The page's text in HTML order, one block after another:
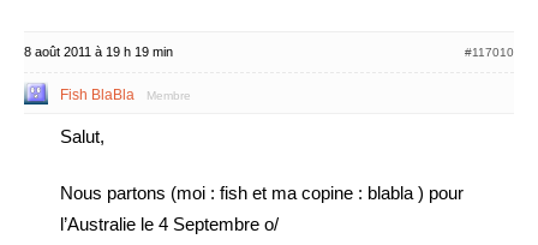
8 août 2011 à 19 h 19 min #117010
Fish BlaBla Membre
Salut,
Nous partons (moi : fish et ma copine : blabla ) pour
l’Australie le 4 Septembre o/